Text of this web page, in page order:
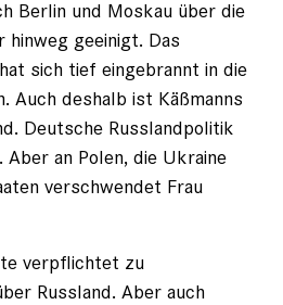
Berlin und Moskau über die
geeinigt. Das
sich tief eingebrannt in die
Auch deshalb ist Käßmanns
Deutsche Russlandpolitik
Aber an Polen, die Ukraine
verschwendet Frau
verpflichtet zu
Russland. Aber auch